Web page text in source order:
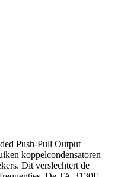
Push-Pull Output
koppelcondensatoren
Dit verslechtert de